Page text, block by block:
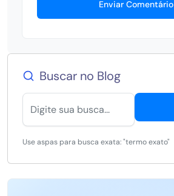
Enviar Comentário
Buscar no Blog
Use aspas para busca exata: "termo exato"